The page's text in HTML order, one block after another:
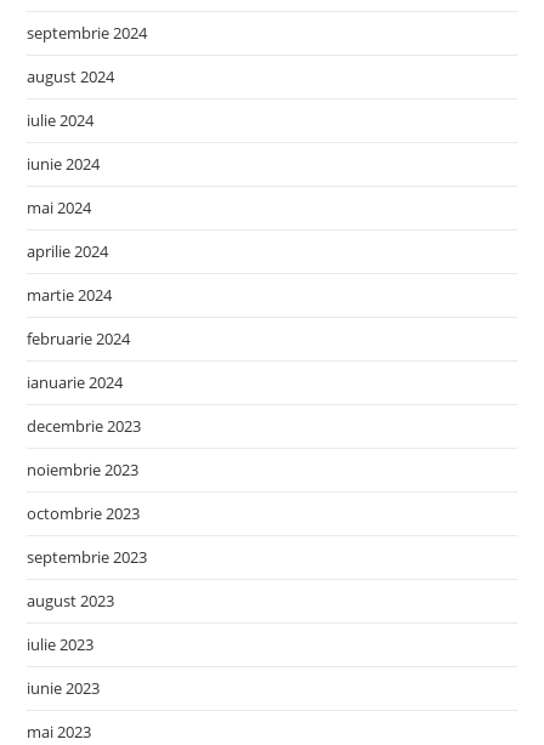
septembrie 2024
august 2024
iulie 2024
iunie 2024
mai 2024
aprilie 2024
martie 2024
februarie 2024
ianuarie 2024
decembrie 2023
noiembrie 2023
octombrie 2023
septembrie 2023
august 2023
iulie 2023
iunie 2023
mai 2023